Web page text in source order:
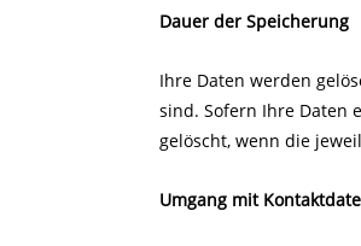
Dauer der Speicherung
Ihre Daten werden
sind. Sofern Ihre Daten
gelöscht, wenn die
Umgang mit